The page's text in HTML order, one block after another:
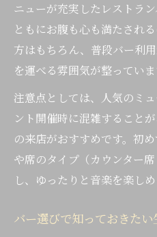
バーで終電前に味
博多駅前のバーな
短時間でも満足で
終電前に立ち寄れ
バー利用で仕事帰
ニューが充実したレストラ
ともにお腹も心も満たされ
方はもちろん、普段バー利
を運べる雰囲気が整っていま
注意点としては、人気のミ
ント開催時に混雑すること
の来店がおすすめです。初
や席のタイプ（カウンター
し、ゆったりと音楽を楽し
バー選びで知っておきたい